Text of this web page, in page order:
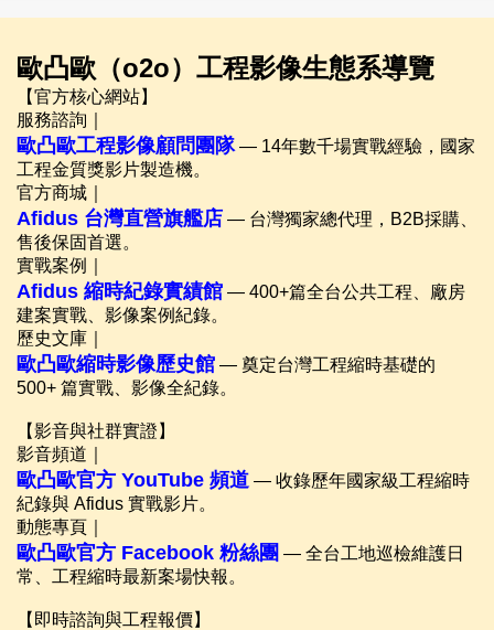
歐凸歐（o2o）工程影像生態系導覽
【官方核心網站】
服務諮詢｜
歐凸歐工程影像顧問團隊— 14年數千場實戰經驗，國家
工程金質獎影片製造機。
官方商城｜
Afidus 台灣直營旗艦店 — 台灣獨家總代理，B2B採購、
售後保固首選。
實戰案例｜
Afidus 縮時紀錄實績館 — 400+篇全台公共工程、廠房
建案實戰、影像案例紀錄。
歷史文庫｜
歐凸歐縮時影像歷史館 — 奠定台灣工程縮時基礎的
500+ 篇實戰、影像全紀錄。
【影音與社群實證】
影音頻道｜
歐凸歐官方 YouTube 頻道 — 收錄歷年國家級工程縮時
紀錄與 Afidus 實戰影片。
動態專頁｜
歐凸歐官方 Facebook 粉絲團 — 全台工地巡檢維護日
常、工程縮時最新案場快報。
【即時諮詢與工程報價】